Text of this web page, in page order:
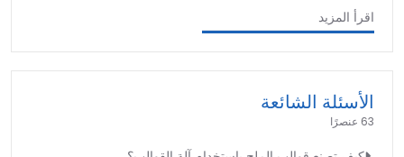
اقرأ المزيد
الأسئلة الشائعة
63 عنصرًا